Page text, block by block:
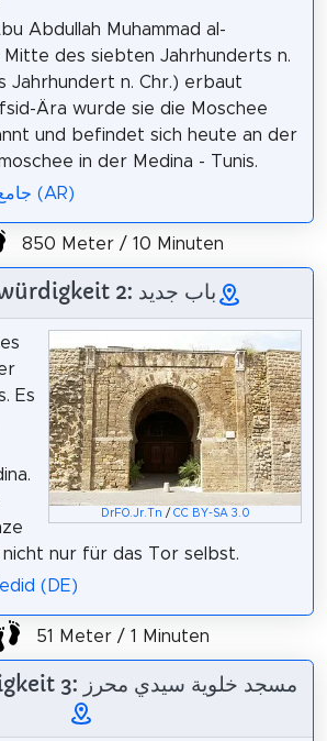
Abdullah Muhammad al-
Mitte des siebten Jahrhunderts n.
Jahrhundert n. Chr.) erbaut
Ära wurde sie die Moschee
und befindet sich heute an der
in der Medina - Tunis.
Wikipedia: جامع الهواء (AR)
850 Meter / 10 Minuten
Sehenswürdigkeit 2: باب جديد
DrFO.Jr.Tn / CC BY-SA 3.0
Es
nur für das Tor selbst.
(DE)
51 Meter / 1 Minuten
Sehenswürdigkeit 3: مسجد خلوية سيدي محرز